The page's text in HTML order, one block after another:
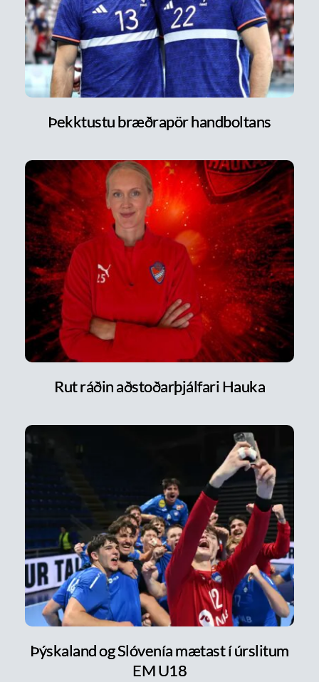
Þekktustu bræðrapör handboltans
Rut ráðin aðstoðarþjálfari Hauka
Þýskaland og Slóvenía mætast í úrslitum
EM U18